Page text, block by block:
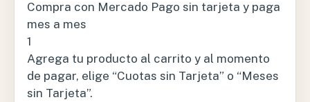
Compra con Mercado Pago sin tarjeta y paga
mes a mes
1
Agrega tu producto al carrito y al momento
de pagar, elige “Cuotas sin Tarjeta” o “Meses
sin Tarjeta”.